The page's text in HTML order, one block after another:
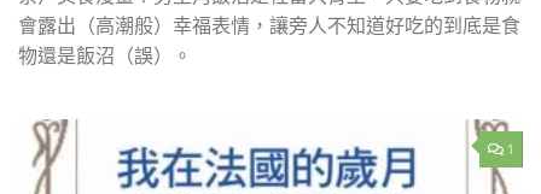
會露出（高潮般）幸福表情，讓旁人不知道好吃的到底是食
物還是飯沼（誤）。
1